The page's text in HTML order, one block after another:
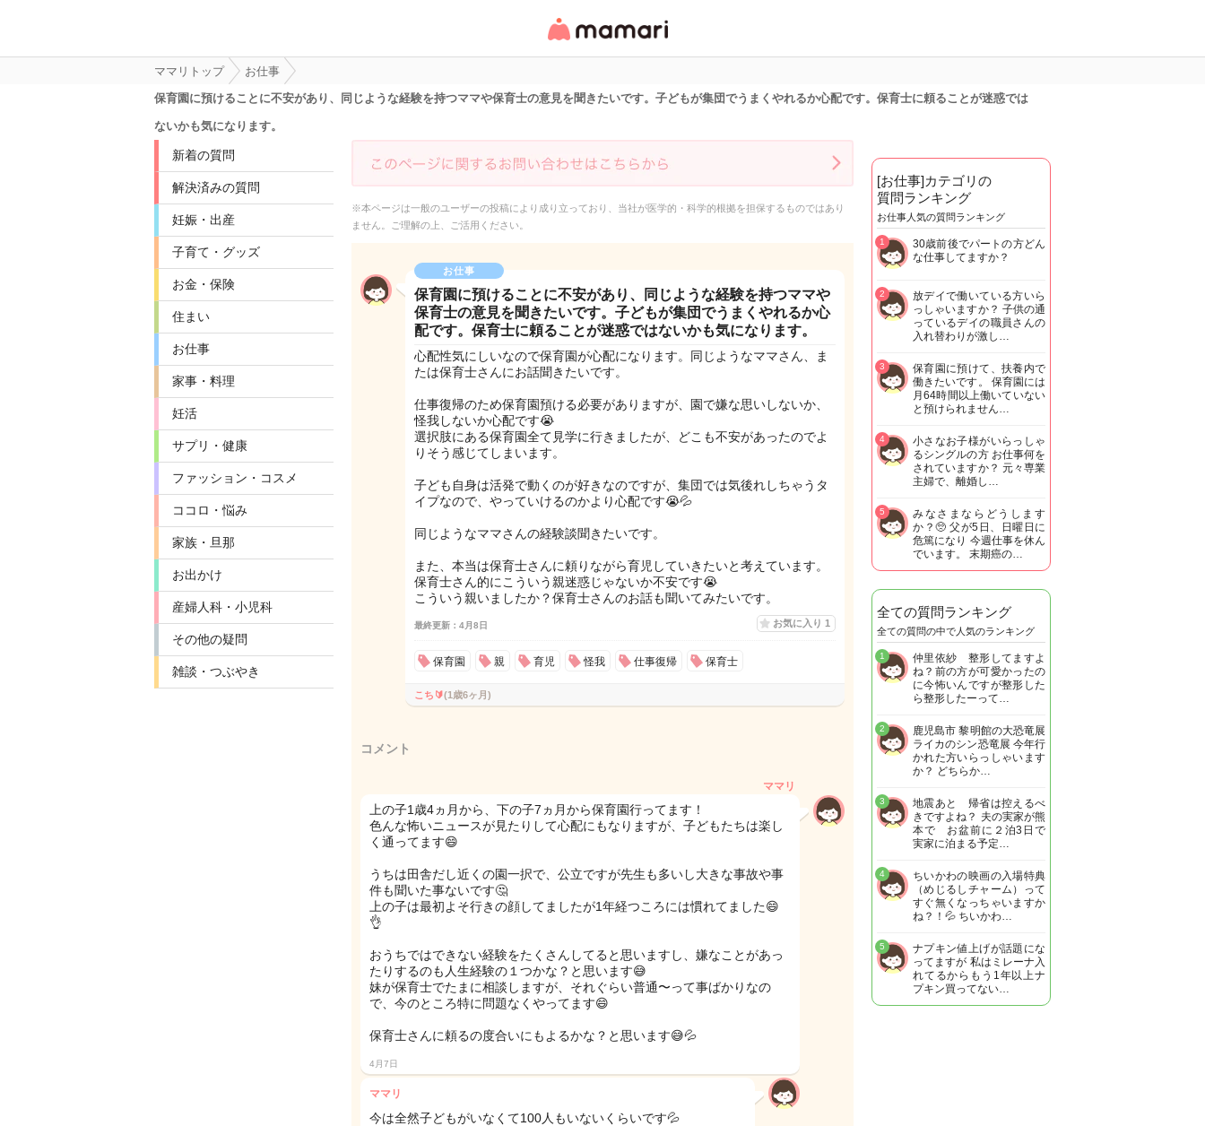
リ・情報サイト
ママリトップ
お仕事
保育園に預けることに不安があり、同じような経験を持つママや保育士の意見を聞きたいです。子どもが集団でうまくやれるか心配です。保育士に頼ることが迷惑では
ないかも気になります。
新着の質問
解決済みの質問
妊娠・出産
子育て・グッズ
お金・保険
住まい
お仕事
家事・料理
妊活
サプリ・健康
ファッション・コスメ
ココロ・悩み
家族・旦那
お出かけ
産婦人科・小児科
その他の疑問
雑談・つぶやき
※本ページは一般のユーザーの投稿により成り立っており、当社が医学的・科学的根拠を担保するものではあり
ません。ご理解の上、ご活用ください。
お仕事
保育園に預けることに不安があり、同じような経験を持つママや
保育士の意見を聞きたいです。子どもが集団でうまくやれるか心
配です。保育士に頼ることが迷惑ではないかも気になります。
心配性気にしいなので保育園が心配になります。同じようなママさん、ま
たは保育士さんにお話聞きたいです。
仕事復帰のため保育園預ける必要がありますが、園で嫌な思いしないか、
怪我しないか心配です😭
選択肢にある保育園全て見学に行きましたが、どこも不安があったのでよ
りそう感じてしまいます。
子ども自身は活発で動くのが好きなのですが、集団では気後れしちゃうタ
イプなので、やっていけるのかより心配です😭💦
同じようなママさんの経験談聞きたいです。
また、本当は保育士さんに頼りながら育児していきたいと考えています。
保育士さん的にこういう親迷惑じゃないか不安です😭
こういう親いましたか？保育士さんのお話も聞いてみたいです。
最終更新：4月8日 お気に入り 1
保育園 親 育児 怪我 仕事復帰 保育士
こち🔰(1歳6ヶ月)
コメント
ママリ
上の子1歳4ヵ月から、下の子7ヵ月から保育園行ってます！
色んな怖いニュースが見たりして心配にもなりますが、子どもたちは楽し
く通ってます😄
うちは田舎だし近くの園一択で、公立ですが先生も多いし大きな事故や事
件も聞いた事ないです🤔
上の子は最初よそ行きの顔してましたが1年経つころには慣れてました😄
👌
おうちではできない経験をたくさんしてると思いますし、嫌なことがあっ
たりするのも人生経験の１つかな？と思います😅
妹が保育士でたまに相談しますが、それぐらい普通〜って事ばかりなの
で、今のところ特に問題なくやってます😄
保育士さんに頼るの度合いにもよるかな？と思います😅💦
4月7日
ママリ
今は全然子どもがいなくて100人もいないくらいです💦
[お仕事]カテゴリの
質問ランキング
お仕事人気の質問ランキング
30歳前後でパートの方どん
な仕事してますか？
1
放デイで働いている方いら
っしゃいますか？ 子供の通
っているデイの職員さんの
入れ替わりが激し…
2
保育園に預けて、扶養内で
働きたいです。 保育園には
月64時間以上働いていない
と預けられません…
3
小さなお子様がいらっしゃ
るシングルの方 お仕事何を
されていますか？ 元々専業
主婦で、離婚し…
4
みなさまならどうします
か？🥺 父が5日、日曜日に
危篤になり 今週仕事を休ん
でいます。 末期癌の…
5
全ての質問ランキング
全ての質問の中で人気のランキング
仲里依紗 整形してますよ
ね？前の方が可愛かったの
に今怖いんですが整形した
ら整形したーって…
1
鹿児島市 黎明館の大恐竜展
ライカのシン恐竜展 今年行
かれた方いらっしゃいます
か？ どちらか…
2
地震あと 帰省は控えるべ
きですよね？ 夫の実家が熊
本で お盆前に２泊3日で
実家に泊まる予定…
3
ちいかわの映画の入場特典
（めじるしチャーム）って
すぐ無くなっちゃいますか
ね？！💦 ちいかわ…
4
ナプキン値上げが話題にな
ってますが 私はミレーナ入
れてるからもう1年以上ナ
プキン買ってない…
5